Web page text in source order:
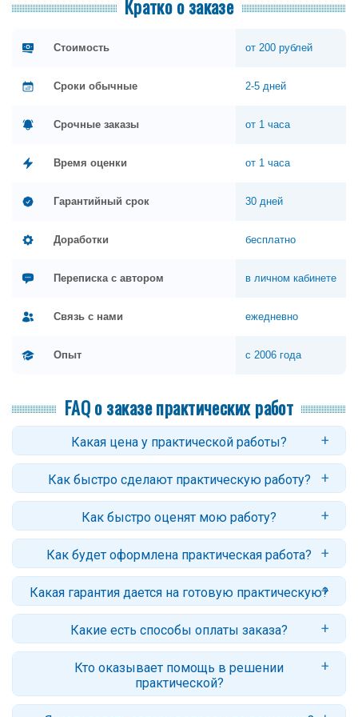
Кратко о заказе
Стоимость от 200 рублей
Сроки обычные 2-5 дней
Срочные заказы от 1 часа
Время оценки от 1 часа
Гарантийный срок 30 дней
Доработки бесплатно
Переписка с автором в личном кабинете
Связь с нами ежедневно
Опыт с 2006 года
FAQ о заказе практических работ
Какая цена у практической работы?
Цены начинаются от 200 рублей и зависят от предмета,
количества заданий, их сложности и сроков. В среднем - порядка
600-1500 рублей. Точный ответ вы получите после оформления
Как быстро сделают практическую работу?
Стандартный срок: 2–4 дня. Для некоторых заданий возможно
срочное решение - от 1-2 часов (с доплатой за срочность).
Как быстро оценят мою работу?
Обычно заказ оценивается в течение нескольких часов.
Приложенная методичка с ясными требованиями и образцами
выполнения ускоряет оценку.
Как будет оформлена практическая работа?
Решение практической работы набирается в Word, стандартные
расчеты - в Excel, пришлем версию в pdf (по запросу), которую
легко читать или печатать с любого устройства. Если нужно
использовать математические пакеты или иные программы,
укажите это в заявке.
Какая гарантия дается на готовую практическую?
Гарантийный срок - 30 дней. Если у вас будут вопросы или
замечания, автор ответит и внесет корректировки.
Какие есть способы оплаты заказа?
Вы можете оплатить заказ прямо из личного кабинета: банковской
картой РФ, СберPay, ЮMoney, со счета телефона
Кто оказывает помощь в решении
практической?
Работу выполняет автор команды МатБюро, профессионал с